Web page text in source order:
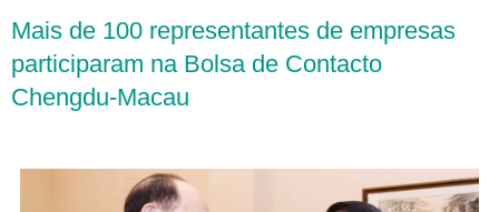
Mais de 100 representantes de empresas
participaram na Bolsa de Contacto
Chengdu-Macau